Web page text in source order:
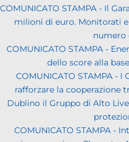
COMUNICATO STAMPA - Il
milioni di euro. Monitorati
numero
COMUNICATO STAMPA -
dello score alla
COMUNICATO STAMPA -
rafforzare la cooperazione
Dublino il Gruppo di Alto
COMUNICATO STAMPA -